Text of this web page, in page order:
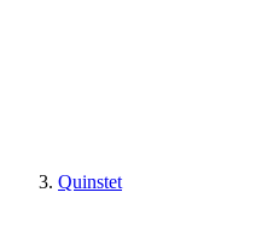
Quinstet